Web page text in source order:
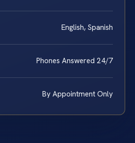
English, Spanish
Phones Answered 24/7
By Appointment Only